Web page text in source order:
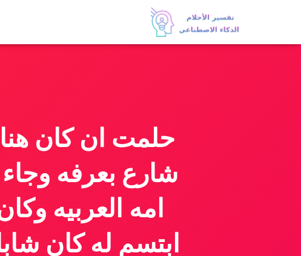
حلمت ان كان
شارع بعرفه
امه العربيه
ابتسم له كان